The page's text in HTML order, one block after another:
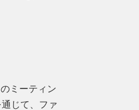
ミーティン
じて、ファ